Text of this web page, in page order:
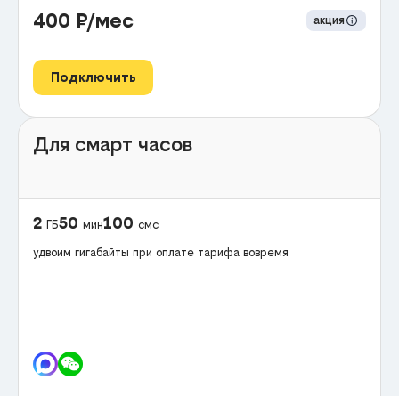
400 ₽/мес акция
Подключить
Для смарт часов
2 ГБ50 мин100 смс
удвоим гигабайты при оплате тарифа вовремя